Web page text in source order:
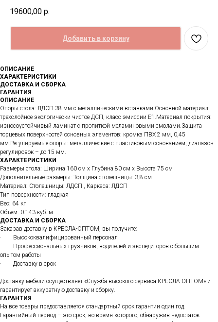
19600,00 р.
Добавить в корзину
ОПИСАНИЕ
ХАРАКТЕРИСТИКИ
ДОСТАВКА И СБОРКА
ГАРАНТИЯ
ОПИСАНИЕ
Опоры стола: ЛДСП 38 мм с металлическими вставками.Основной материал:
трехслойное экологически чистое ДСП, класс эмиссии Е1.Материал покрытия:
износоустойчивый ламинат с пропиткой меламиновыми смолами.Защита
торцевых поверхностей основных элементов: кромка ПВХ 2 мм, 0,45
мм.Регулируемые опоры: металлические с пластиковым основанием, диапазон
регулировок – до 15 мм.
ХАРАКТЕРИСТИКИ
Размеры стола: Ширина 160 см x Глубина 80 см x Высота 75 см
Дополнительные размеры: Толщина столешницы: 3,8 см
Материал: Столешницы: ЛДСП , Каркаса: ЛДСП
Тип поверхности: гладкая
Вес: 64 кг
Объем: 0.143 куб. м
ДОСТАВКА И СБОРКА
Заказав доставку в КРЕСЛА-ОПТОМ, вы получите:
· Высококвалифицированный персонал
· Профессиональных грузчиков, водителей и экспедиторов с большим
опытом работы
· Доставку в срок
Доставку мебели осуществляет «Служба высокого сервиса КРЕСЛА-ОПТОМ» и
гарантирует аккуратную доставку и сборку.
ГАРАНТИЯ
На все товары предоставляется стандартный срок гарантии один год.
Гарантийный период – это срок, во время которого, обнаружив недостаток